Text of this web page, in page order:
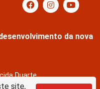
site,
da nova
Duarte